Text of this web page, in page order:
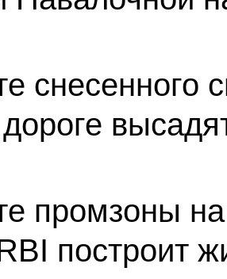
снесенного
промзоны
построит